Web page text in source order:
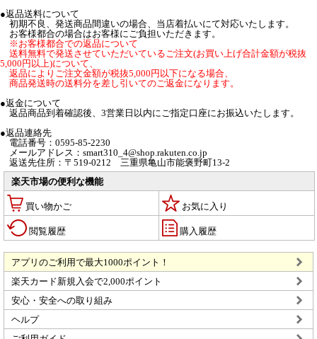
●返品送料について
初期不良、発送商品間違いの場合、当店着払いにて対応いたします。
お客様都合の場合はお客様にご負担いただきます。
※お客様都合での返品について
送料無料で発送させていただいているご注文(お買い上げ合計金額が税抜
5,000円以上)について、
返品によりご注文金額が税抜5,000円以下になる場合、
商品発送時の送料分を差し引いてのご返金になります。
●返金について
返品商品到着確認後、3営業日以内にご指定口座にお振込いたします。
●返品連絡先
電話番号：0595-85-2230
メールアドレス：smart310_4@shop.rakuten.co.jp
返送先住所：〒519-0212 三重県亀山市能褒野町13-2
楽天市場の便利な機能
買い物かご お気に入り
閲覧履歴 購入履歴
アプリのご利用で最大1000ポイント！
楽天カード新規入会で2,000ポイント
安心・安全への取り組み
ヘルプ